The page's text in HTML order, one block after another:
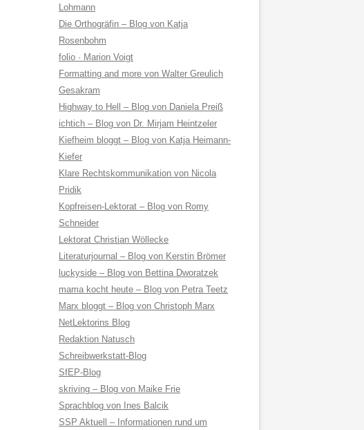
Lohmann
Die Orthogräfin – Blog von Katja
Rosenbohm
folio · Marion Voigt
Formatting and more von Walter Greulich
Gesakram
Highway to Hell – Blog von Daniela Preiß
ichtich – Blog von Dr. Mirjam Heintzeler
Kiefheim bloggt – Blog von Katja Heimann-
Kiefer
Klare Rechtskommunikation von Nicola
Pridik
Kopfreisen-Lektorat – Blog von Romy
Schneider
Lektorat Christian Wöllecke
Literaturjournal – Blog von Kerstin Brömer
luckyside – Blog von Bettina Dworatzek
mama kocht heute – Blog von Petra Teetz
Marx bloggt – Blog von Christoph Marx
NetLektorins Blog
Redaktion Natusch
Schreibwerkstatt-Blog
SfEP-Blog
skriving – Blog von Maike Frie
Sprachblog von Ines Balcik
SSP Aktuell – Informationen rund um